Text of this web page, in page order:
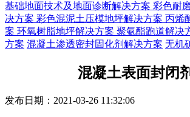
基础地面技术及地面诊断解决方案 彩色耐
决方案 彩色混泥土压模地坪解决方案 丙烯
案 环氧树脂地坪解决方案 聚氨酯跑道解决
方案 混凝土渗透密封固化剂解决方案 无机
混凝土表面封闭
发布日期：2021-03-26 11:32:06